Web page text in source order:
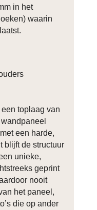
in het
waarin
toplaag van
een harde,
blijft de structuur
unieke,
geprint
nooit
het paneel,
die op ander